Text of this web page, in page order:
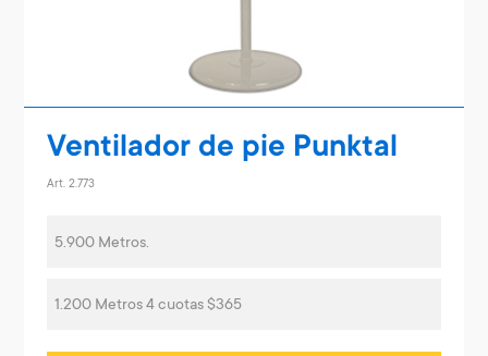
Ventilador de pie Punktal
Art. 2.773
5.900 Metros.
1.200 Metros 4 cuotas $365